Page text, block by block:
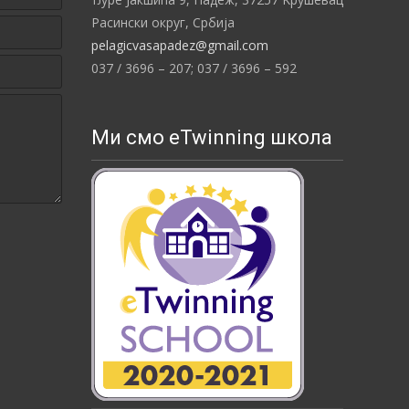
Расински округ, Србија
pelagicvasapadez@gmail.com
037 / 3696 – 207; 037 / 3696 – 592
Ми смо eTwinning школа